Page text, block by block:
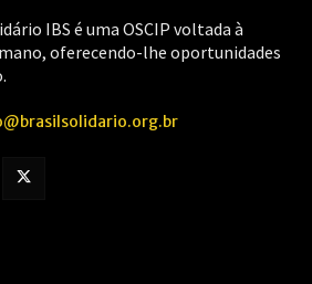
IBS é uma OSCIP voltada à
oferecendo-lhe oportunidades